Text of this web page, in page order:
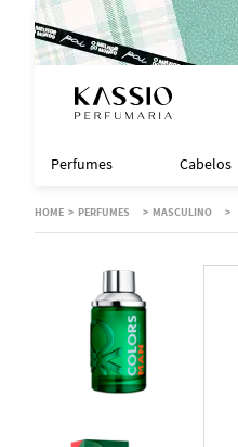
Perfumes Cabelos
PERFUMES MASCULINO